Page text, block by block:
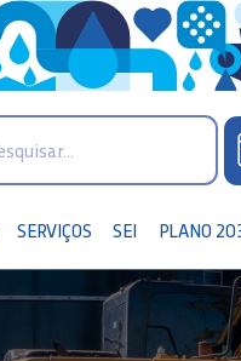
SERVIÇOS SEI PLANO